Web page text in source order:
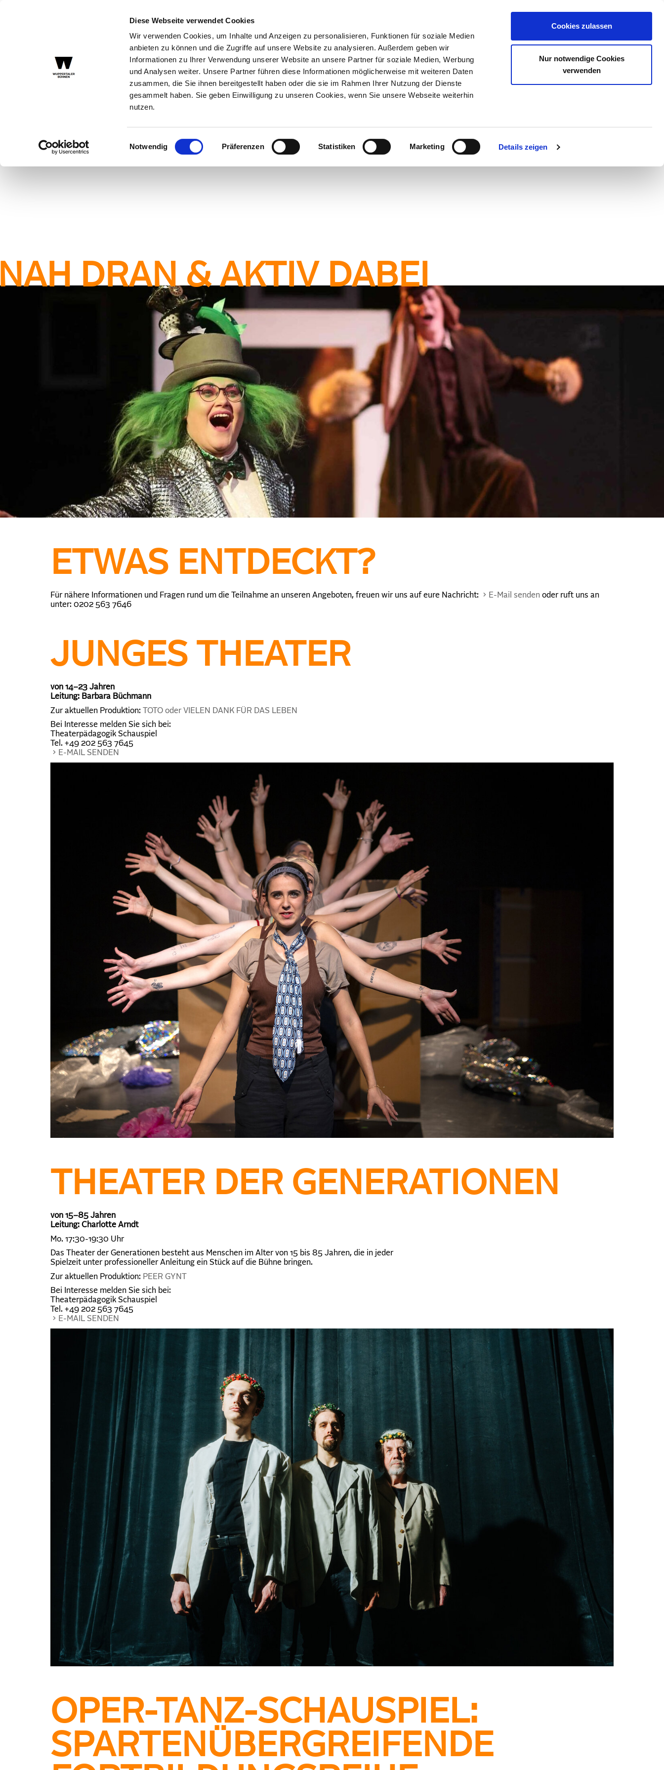
Diese Webseite verwendet Cookies
Wir verwenden Cookies, um Inhalte und Anzeigen zu personalisieren, Funktionen für soziale Medien
anbieten zu können und die Zugriffe auf unsere Website zu analysieren. Außerdem geben wir
Informationen zu Ihrer Verwendung unserer Website an unsere Partner für soziale Medien, Werbung
und Analysen weiter. Unsere Partner führen diese Informationen möglicherweise mit weiteren Daten
zusammen, die Sie ihnen bereitgestellt haben oder die sie im Rahmen Ihrer Nutzung der Dienste
gesammelt haben. Sie geben Einwilligung zu unseren Cookies, wenn Sie unsere Webseite weiterhin
nutzen.
Einwilligungsauswahl
Notwendig Präferenzen Statistiken Marketing Details zeigen
Cookies zulassen
Nur notwendige Cookies
verwenden
SCHAUSPIEL SINFONIEORCHESTER
Bühnen
DRAN & AKTIV DABEI
ETWAS ENTDECKT?
Für nähere Informationen und Fragen rund um die Teilnahme an unseren Angeboten, freuen wir uns auf eure Nachricht: E-Mail senden oder ruft uns an
unter: 0202 563 7646
JUNGES THEATER
von 14–23 Jahren
Leitung: Barbara Büchmann
Zur aktuellen Produktion: TOTO oder VIELEN DANK FÜR DAS LEBEN
Bei Interesse melden Sie sich bei:
Theaterpädagogik Schauspiel
Tel. +49 202 563 7645
E-MAIL SENDEN
THEATER DER GENERATIONEN
von 15–85 Jahren
Leitung: Charlotte Arndt
Mo. 17:30-19:30 Uhr
Das Theater der Generationen besteht aus Menschen im Alter von 15 bis 85 Jahren, die in jeder
Spielzeit unter professioneller Anleitung ein Stück auf die Bühne bringen.
Zur aktuellen Produktion: PEER GYNT
Bei Interesse melden Sie sich bei:
Theaterpädagogik Schauspiel
Tel. +49 202 563 7645
E-MAIL SENDEN
OPER-TANZ-SCHAUSPIEL:
SPARTENÜBERGREIFENDE